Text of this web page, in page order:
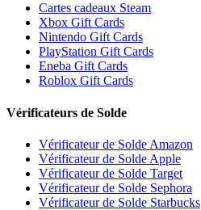
Cartes cadeaux Steam
Xbox Gift Cards
Nintendo Gift Cards
PlayStation Gift Cards
Eneba Gift Cards
Roblox Gift Cards
Vérificateurs de Solde
Vérificateur de Solde Amazon
Vérificateur de Solde Apple
Vérificateur de Solde Target
Vérificateur de Solde Sephora
Vérificateur de Solde Starbucks